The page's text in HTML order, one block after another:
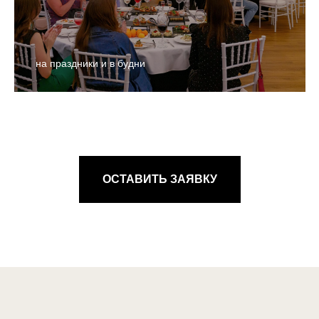
на праздники и в будни
ОСТАВИТЬ ЗАЯВКУ